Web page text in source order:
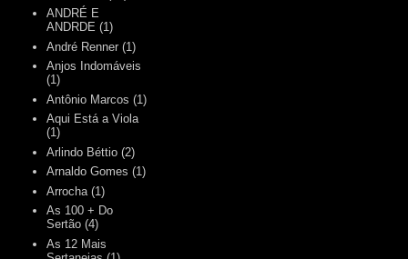
ANDRÉ E
ANDRDE (1)
André Renner (1)
Anjos Indomáveis
(1)
Antônio Marcos (1)
Aqui Está a Viola
(1)
Arlindo Béttio (2)
Arnaldo Gomes (1)
Arrocha (1)
As 100 + Do
Sertão (4)
As 12 Mais